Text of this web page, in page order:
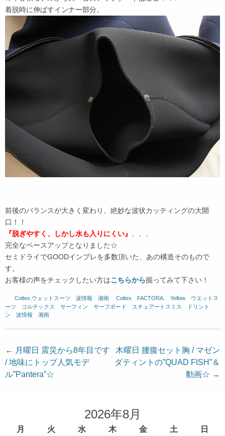
着脱時に伸ばすインナー部分。
前後のバランスが大きく変わり、絶妙な波状カッティングの大開
口！！
『脱ぎやすく、しかし水も入りにくい』 、、、
完全なベースアップとなりました☆
セミドライでGOODインプレを多数頂いた、あの構造そのもので
す。
お客様の声をチェックしたい方はこちらから掘ってみて下さい！
Coltex.ウェットスーツ 波情報 湘南 Coltex FACTORA. Yellow
ウエットス
ーツ
コルテックス サーフィン サーフボード スチュアートスミス
ドリント
ン
波情報 湘南
投
稿
ナ
← 月曜日 震災から8年目です
/ 地味にトップ人気モデ
ル”Pantera”☆
木曜日 腰腹セット胸 / マゼン
ダティントの”QUAD FISH”＆
動画☆ →
2026年8月
月 火 水 木 金 土
日